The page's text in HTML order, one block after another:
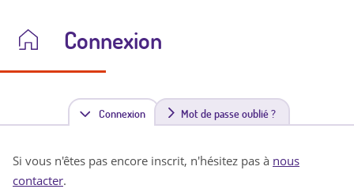
Connexion
Connexion(
n
Mot de passe oublié ?
Si vous n'êtes pas encore inscrit, n'hésitez pas à nous
contacter.